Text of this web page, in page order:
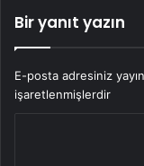
Bir yanıt yazın
E-posta adresiniz
işaretlenmişlerdir